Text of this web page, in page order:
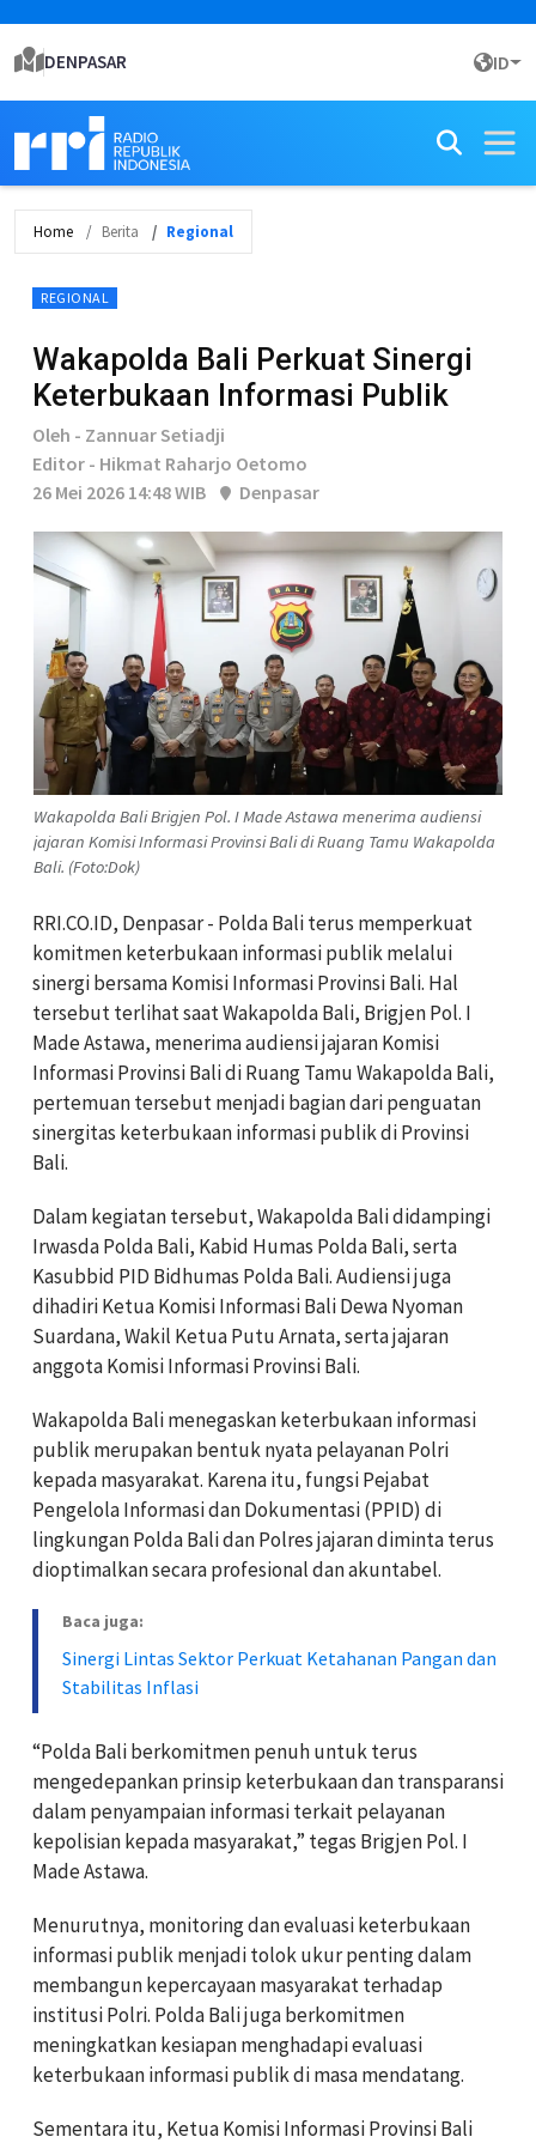
DENPASAR ID
Home Berita Regional
REGIONAL
Wakapolda Bali Perkuat Sinergi
Keterbukaan Informasi Publik
Oleh - Zannuar Setiadji
Editor - Hikmat Raharjo Oetomo
26 Mei 2026 14:48 WIB
Denpasar
Wakapolda Bali Brigjen Pol. I Made Astawa menerima audiensi
jajaran Komisi Informasi Provinsi Bali di Ruang Tamu Wakapolda
Bali. (Foto:Dok)
RRI.CO.ID, Denpasar - Polda Bali terus memperkuat
komitmen keterbukaan informasi publik melalui
sinergi bersama Komisi Informasi Provinsi Bali. Hal
tersebut terlihat saat Wakapolda Bali, Brigjen Pol. I
Made Astawa, menerima audiensi jajaran Komisi
Informasi Provinsi Bali di Ruang Tamu Wakapolda Bali,
pertemuan tersebut menjadi bagian dari penguatan
sinergitas keterbukaan informasi publik di Provinsi
Bali.
Dalam kegiatan tersebut, Wakapolda Bali didampingi
Irwasda Polda Bali, Kabid Humas Polda Bali, serta
Kasubbid PID Bidhumas Polda Bali. Audiensi juga
dihadiri Ketua Komisi Informasi Bali Dewa Nyoman
Suardana, Wakil Ketua Putu Arnata, serta jajaran
anggota Komisi Informasi Provinsi Bali.
Wakapolda Bali menegaskan keterbukaan informasi
publik merupakan bentuk nyata pelayanan Polri
kepada masyarakat. Karena itu, fungsi Pejabat
Pengelola Informasi dan Dokumentasi (PPID) di
lingkungan Polda Bali dan Polres jajaran diminta terus
dioptimalkan secara profesional dan akuntabel.
Baca juga:
Sinergi Lintas Sektor Perkuat Ketahanan Pangan dan
Stabilitas Inflasi
“Polda Bali berkomitmen penuh untuk terus
mengedepankan prinsip keterbukaan dan transparansi
dalam penyampaian informasi terkait pelayanan
kepolisian kepada masyarakat,” tegas Brigjen Pol. I
Made Astawa.
Menurutnya, monitoring dan evaluasi keterbukaan
informasi publik menjadi tolok ukur penting dalam
membangun kepercayaan masyarakat terhadap
institusi Polri. Polda Bali juga berkomitmen
meningkatkan kesiapan menghadapi evaluasi
keterbukaan informasi publik di masa mendatang.
Sementara itu, Ketua Komisi Informasi Provinsi Bali